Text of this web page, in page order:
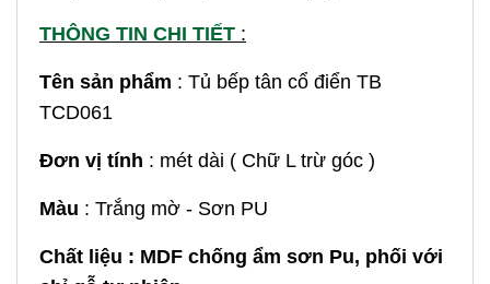
THÔNG TIN CHI TIẾT :
Tên sản phẩm : Tủ bếp tân cổ điển TB
TCD061
Đơn vị tính : mét dài ( Chữ L trừ góc )
Màu : Trắng mờ - Sơn PU
Chất liệu : MDF chống ẩm sơn Pu, phối với